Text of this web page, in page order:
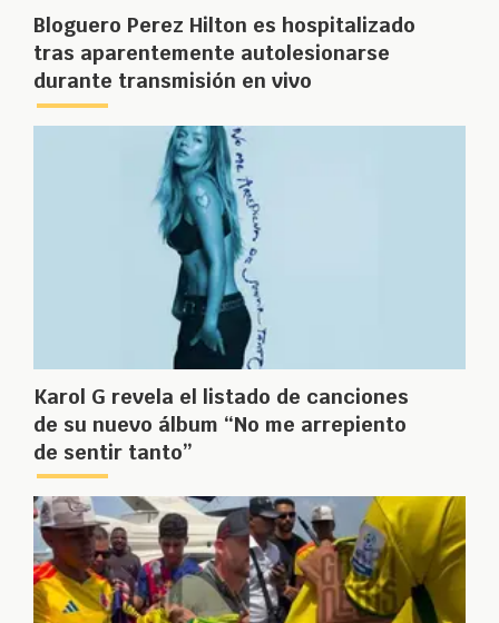
Bloguero Perez Hilton es hospitalizado
tras aparentemente autolesionarse
durante transmisión en vivo
Karol G revela el listado de canciones
de su nuevo álbum “No me arrepiento
de sentir tanto”